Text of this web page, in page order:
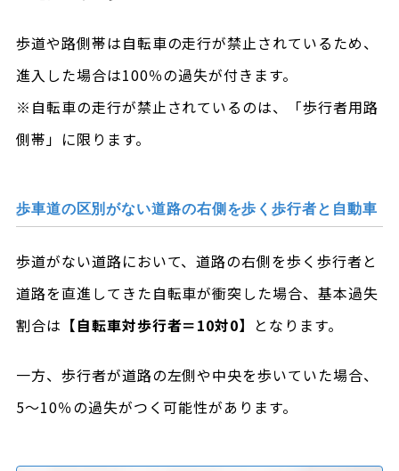
歩道や路側帯は自転車の走行が禁止されているため、
進入した場合は100％の過失が付きます。
※自転車の走行が禁止されているのは、「歩行者用路
側帯」に限ります。
歩車道の区別がない道路の右側を歩く歩行者と自動車
歩道がない道路において、道路の右側を歩く歩行者と
道路を直進してきた自転車が衝突した場合、基本過失
割合は 【自転車対歩行者＝10対0】 となります。
一方、歩行者が道路の左側や中央を歩いていた場合、
5～10％の過失がつく可能性があります。